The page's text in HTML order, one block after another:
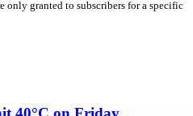
only granted to subscribers for a specific